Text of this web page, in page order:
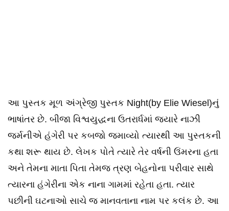
આ પુસ્તક મૂળ અંગ્રેજી પુસ્તક Night(by Elie Wiesel)નું
ભાષાંતર છે. બીજા વિશ્વયુદ્ધના ઉતરાર્ધમાં જયારે નાઝી
જર્મનીએ હંગેરી પર કબજો જમાવ્યો ત્યારથી આ પુસ્તકની
કથા શરૂ થાય છે. લેખક પોતે ત્યારે તેર વર્ષની ઉંમરના હતા
અને તેમના માતા પિતા તેમજ ત્રણ બેહનોના પરીવાર સાથે
ત્યારના હંગેરીના એક નાના ગામમાં રહેતા હતા. ત્યાર
પછીની ઘટનાઓ સાચે જ માનવતાના નામ પર કલંક છે. આ